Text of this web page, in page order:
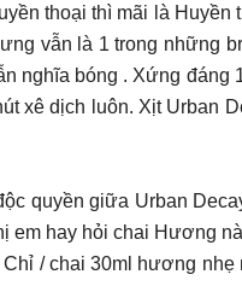
thoại thì mãi là
vẫn là 1 trong những
nghĩa bóng . Xứng đáng
xê dịch luôn. Xịt Urban
quyền giữa Urban
em hay hỏi chai Hương
/ chai 30ml hương